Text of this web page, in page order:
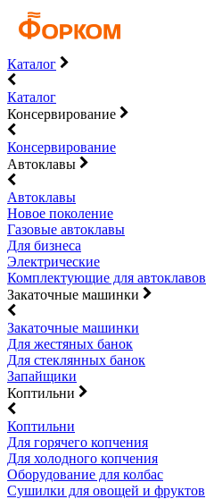
Каталог
Каталог
Консервирование
Консервирование
Автоклавы
Автоклавы
Новое поколение
Газовые автоклавы
Для бизнеса
Электрические
Комплектующие для автоклавов
Закаточные машинки
Закаточные машинки
Для жестяных банок
Для стеклянных банок
Запайщики
Коптильни
Коптильни
Для горячего копчения
Для холодного копчения
Оборудование для колбас
Сушилки для овощей и фруктов